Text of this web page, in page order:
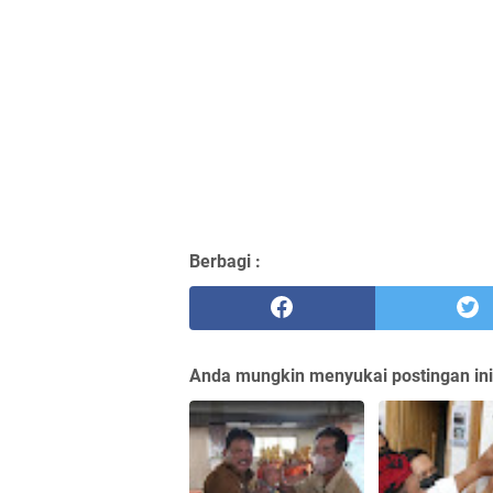
Berbagi :
Anda mungkin menyukai postingan